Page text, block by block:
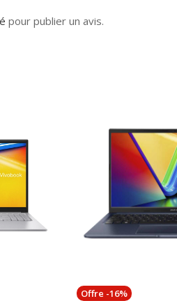
pour publier un avis.
Offre -16%